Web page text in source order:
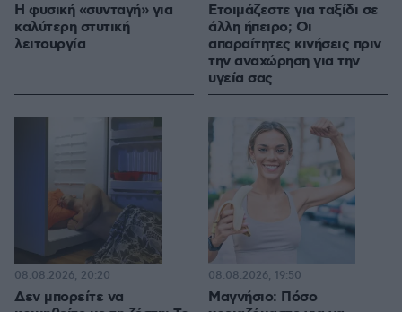
Η φυσική «συνταγή» για
καλύτερη στυτική
λειτουργία
Ετοιμάζεστε για ταξίδι σε
άλλη ήπειρο; Οι
απαραίτητες κινήσεις πριν
την αναχώρηση για την
υγεία σας
Δεν μπορείτε να
08.08.2026, 20:20
Μαγνήσιο: Πόσο
08.08.2026, 19:50